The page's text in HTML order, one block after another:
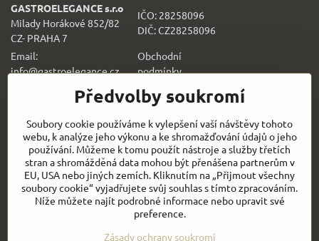
GASTROELEGANCE s.r.o
Milady Horákové 852/82
CZ- PRAHA 7
IČO: 28258096
DIČ: CZ28258096
Email:
info@gastroelegance.cz
Obchodní
podmínky
Všechno k nákupu
Sledujte naše novinky i na sítích:
Facebook Instagram
Rychlý kontakt
Předvolby soukromí
Soubory cookie používáme k vylepšení vaší návštěvy tohoto
webu, k analýze jeho výkonu a ke shromažďování údajů o jeho
používání. Můžeme k tomu použít nástroje a služby třetích
stran a shromážděná data mohou být přenášena partnerům v
EU, USA nebo jiných zemích. Kliknutím na „Přijmout všechny
soubory cookie“ vyjadřujete svůj souhlas s tímto zpracováním.
Níže můžete najít podrobné informace nebo upravit své
preference.
Zásady ochrany soukromí